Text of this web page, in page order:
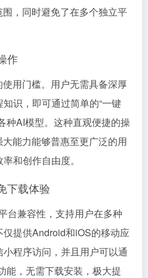
，同时避免了在多个独立平
作
用门槛。用户无需具备深厚
识，即可通过简单的“一键
种AI模型。这种直观便捷的操
能力能够普惠至更广泛的用
和创作自由度。
下载体验
台兼容性，支持用户在多种
提供Android和iOS的移动应
程序访问，并且用户可以通
能，无需下载安装，极大提